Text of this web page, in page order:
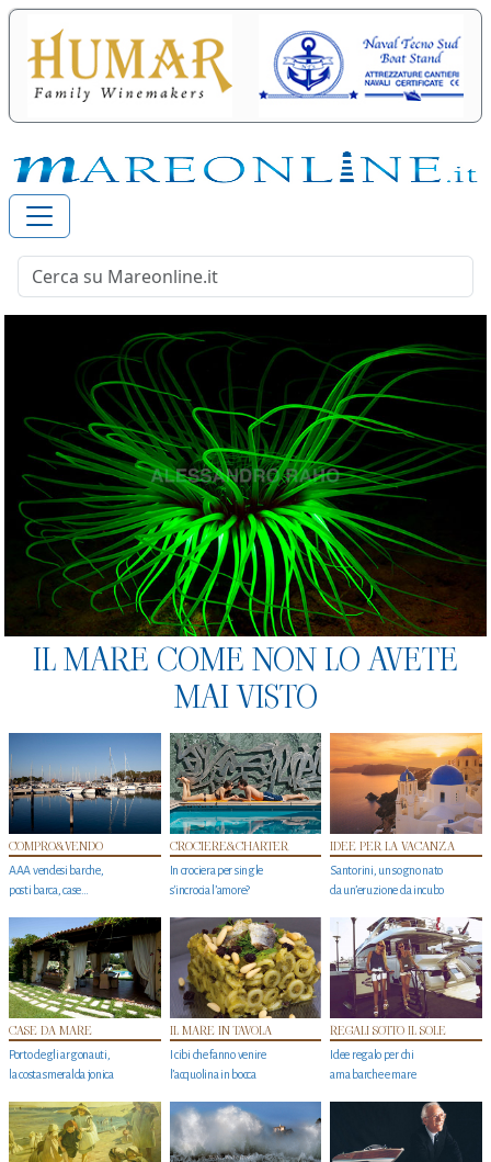
IL MARE COME NON LO AVETE
MAI VISTO
COMPRO&VENDO
AAA vendesi barche,
posti barca, case…
CROCIERE&CHARTER
In crociera per single
s'incrocia l’amore?
IDEE PER LA VACANZA
Santorini, un sogno nato
da un’eruzione da incubo
CASE DA MARE
Porto degli argonauti,
la costa smeralda jonica
IL MARE IN TAVOLA
I cibi che fanno venire
l’acquolina in bocca
REGALI SOTTO IL SOLE
Idee regalo per chi
ama barche e mare